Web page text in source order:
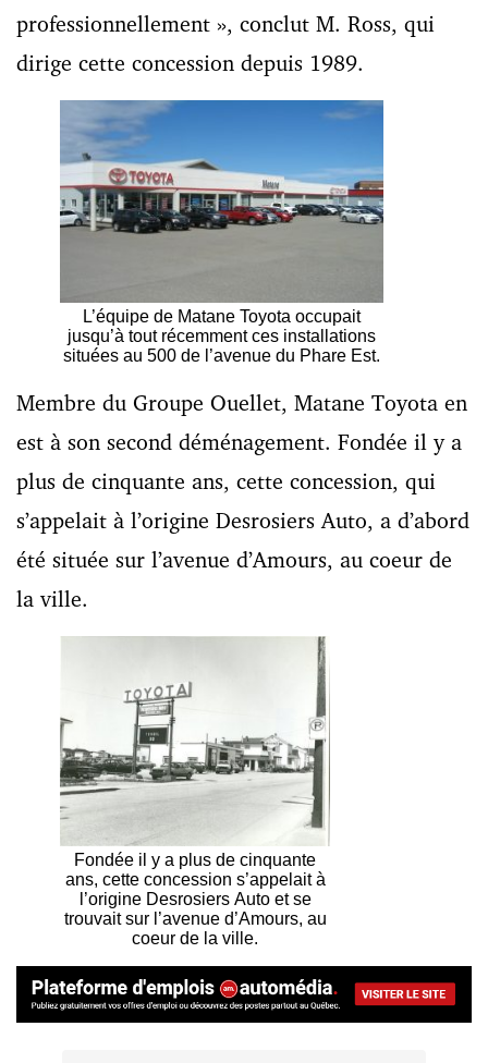
professionnellement », conclut M. Ross, qui
dirige cette concession depuis 1989.
L’équipe de Matane Toyota occupait
jusqu’à tout récemment ces installations
situées au 500 de l’avenue du Phare Est.
Membre du Groupe Ouellet, Matane Toyota en
est à son second déménagement. Fondée il y a
plus de cinquante ans, cette concession, qui
s’appelait à l’origine Desrosiers Auto, a d’abord
été située sur l’avenue d’Amours, au coeur de
la ville.
Fondée il y a plus de cinquante
ans, cette concession s’appelait à
l’origine Desrosiers Auto et se
trouvait sur l’avenue d’Amours, au
coeur de la ville.